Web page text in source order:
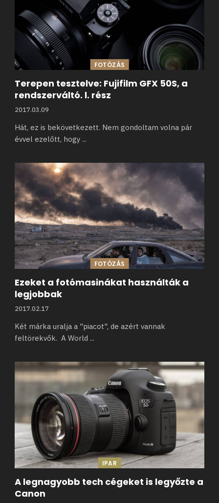
FOTÓZÁS
Terepen tesztelve: Fujifilm GFX 50S, a
rendszerváltó. l. rész
2017.03.09
Hát, ez is bekövetkezett. Nem gondoltam volna pár
évvel ezelőtt, hogy ...
FOTÓZÁS
Ezeket a fotómasinákat használták a
legjobbak
2017.02.17
Két márka uralja a "piacot", de azért vannak
feltörekvők. A World ...
IPAR
A legnagyobb tech cégeket is legyőzte a
Canon